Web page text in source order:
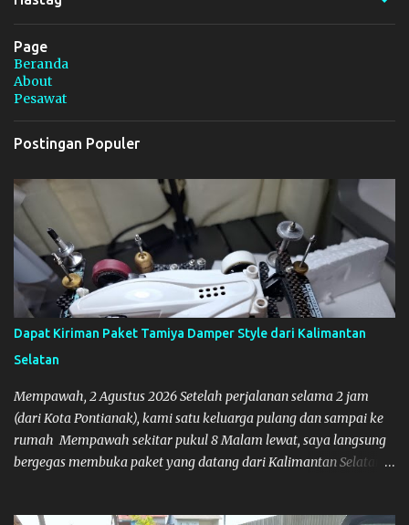
Page
Beranda
About
Pesawat
Postingan Populer
Dapat Kiriman Paket Tamiya Damper Style dari Kalimantan
Selatan
Mempawah, 2 Agustus 2026 Setelah perjalanan selama 2 jam
(dari Kota Pontianak), kami satu keluarga pulang dan sampai ke
rumah Mempawah sekitar pukul 8 Malam lewat, saya langsung
bergegas membuka paket yang datang dari Kalimantan Selatan.